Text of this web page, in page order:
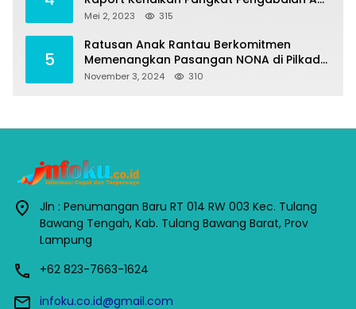
Alaidin Effendi
Mei 2, 2023 315
5
Ratusan Anak Rantau Berkomitmen
Memenangkan Pasangan NONA di Pilkada
Tubaba 2024
November 3, 2024 310
Jln : Penumangan Baru RT 014 RW 003 Kec. Tulang
Bawang Tengah, Kab. Tulang Bawang Barat, Prov
Lampung
+62 823-7663-1624
infoku.co.id@gmail.com